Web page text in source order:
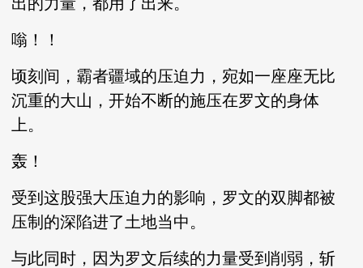
嗡！！
顷刻间，霸者疆域的压迫力，宛如一座座无比
沉重的大山，开始不断的施压在罗文的身体
上。
轰！
受到这股强大压迫力的影响，罗文的双脚都被
压制的深陷进了土地当中。
与此同时，因为罗文后续的力量受到削弱，斩